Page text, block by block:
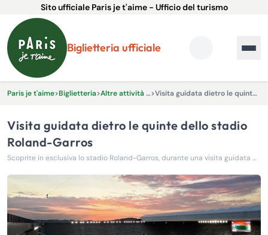
Sito ufficiale Paris je t'aime - Ufficio del turismo
Biglietteria ufficiale
Paris je t'aime>Biglietteria> Altre attività ed esperienze> Visita guidata dietro le quinte dello stadio Roland-Garros
Visita guidata dietro le quinte dello stadio
Roland-Garros
Scoprite in esclusiva lo stadio Roland-Garros, durante una visita guidata del leggendario tempio del tennis a Parigi.